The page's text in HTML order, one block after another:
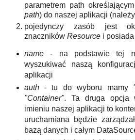
parametrem path
path) do naszej aplikacji
pojedynczy zasób jest
znaczników Resource i
name- na podstawie tej
wyszukiwać naszą
aplikacji
auth- tu do wyboru mamy
"Container". Ta druga opcja
imieniu naszej aplikacji to
uruchamiana będzie
bazą danych i całym